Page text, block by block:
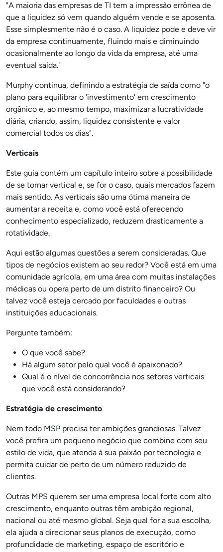
"A maioria das empresas de TI tem a impressão errônea de
que a liquidez só vem quando alguém vende e se aposenta.
Esse simplesmente não é o caso. A liquidez pode e deve vir
da empresa continuamente, fluindo mais e diminuindo
ocasionalmente ao longo da vida da empresa, até uma
eventual saída."
Murphy continua, definindo a estratégia de saída como "o
plano para equilibrar o 'investimento' em crescimento
orgânico e, ao mesmo tempo, maximizar a lucratividade
diária, criando, assim, liquidez consistente e valor
comercial todos os dias".
Verticais
Este guia contém um capítulo inteiro sobre a possibilidade
de se tornar vertical e, se for o caso, quais mercados fazem
mais sentido. As verticais são uma ótima maneira de
aumentar a receita e, como você está oferecendo
conhecimento especializado, reduzem drasticamente a
rotatividade.
Aqui estão algumas questões a serem consideradas. Que
tipos de negócios existem ao seu redor? Você está em uma
comunidade agrícola, em uma área com muitas instalações
médicas ou opera perto de um distrito financeiro? Ou
talvez você esteja cercado por faculdades e outras
instituições educacionais.
Pergunte também:
O que você sabe?
Há algum setor pelo qual você é apaixonado?
Qual é o nível de concorrência nos setores verticais
que você está considerando?
Estratégia de crescimento
Nem todo MSP precisa ter ambições grandiosas. Talvez
você prefira um pequeno negócio que combine com seu
estilo de vida, que atenda à sua paixão por tecnologia e
permita cuidar de perto de um número reduzido de
clientes.
Outras MPS querem ser uma empresa local forte com alto
crescimento, enquanto outras têm ambição regional,
nacional ou até mesmo global. Seja qual for a sua escolha,
ela ajuda a direcionar seus planos de execução, como
profundidade de marketing, espaço de escritório e